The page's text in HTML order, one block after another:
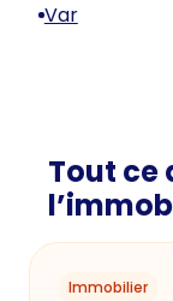
Var
Tout ce
Immobilier